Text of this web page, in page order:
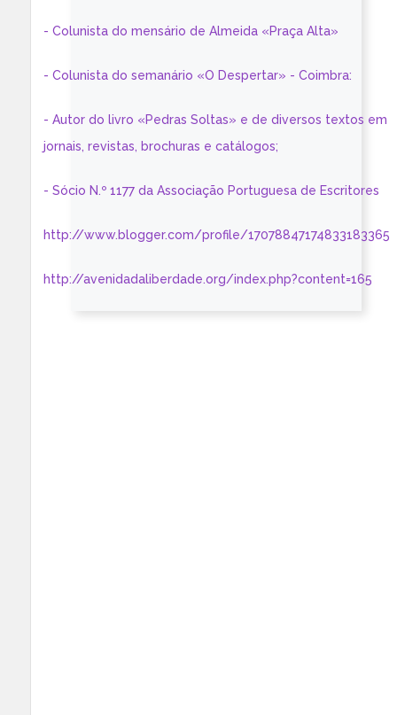
- Colunista do mensário de Almeida «Praça Alta»
- Colunista do semanário «O Despertar» - Coimbra:
- Autor do livro «Pedras Soltas» e de diversos textos em
jornais, revistas, brochuras e catálogos;
- Sócio N.º 1177 da Associação Portuguesa de Escritores
http://www.blogger.com/profile/17078847174833183365
http://avenidadaliberdade.org/index.php?content=165